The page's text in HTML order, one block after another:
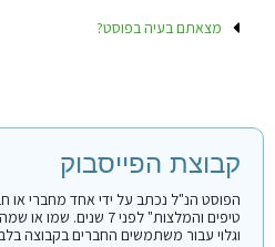
מצאתם בעיה בפוסט?
קבוצת הפייסבוק
הפוסט הנ"ל נכתב על ידי אחד מחברי או
טיפים והמלצות" לפני 7
וגלוי עבור משתמשים החברים בקבוצה